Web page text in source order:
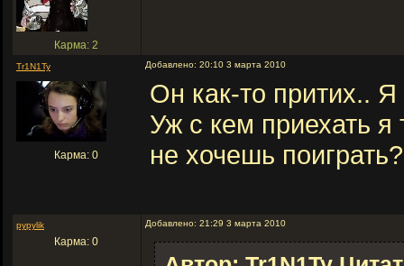
Карма: 2
Tr1N1Ty
Карма: 0
Добавлено: 20:10 3 марта 2010
Он как-то притих..
Уж с кем приехать я
не хочешь
pypylik
Карма: 0
Добавлено: 21:29 3 марта 2010